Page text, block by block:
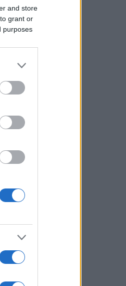
and store
grant or
purposes
εξέλιξη η έξοδος των
Αυξημένη κίνηση σε
και ΚΤΕΛ – Ουρές και στους
07/08/26 - 16:29
γιός σε μετωπική Ι.Χ με φορτηγό -
ο πατέρας και σύζυγος
08/26 - 16:02
– Πέντε νεκροί
Σχεδόν 100 νεκροί από
και κατολισθήσεις -
07/08/26 - 16:11
Πάνω από 1.500 έλεγχοι σε
τη χώρα – Τρεις συλλήψεις και